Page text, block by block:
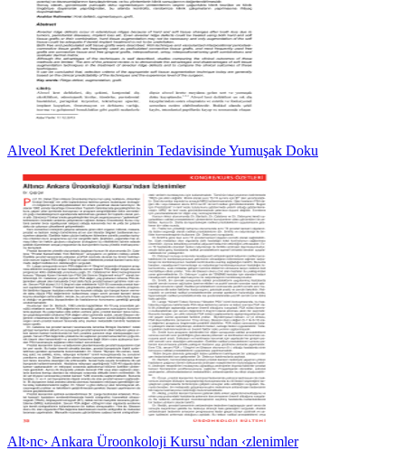
Alveol Kret Defektlerinin Tedavisinde Yumuşak Doku
Alt›nc› Ankara Üroonkoloji Kursu`ndan ‹zlenimler